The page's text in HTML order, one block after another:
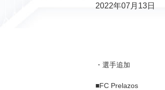
2022年07月13日
・選手追加
■FC Prelazos